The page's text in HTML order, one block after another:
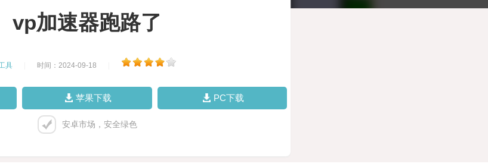
vp加速器跑路了
具 时间：2024-09-18
苹果下载 PC下载
安卓市场，安全绿色